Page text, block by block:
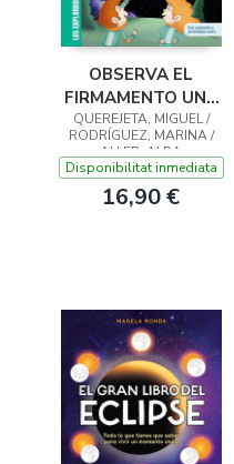
OBSERVA EL
FIRMAMENTO UNA
GUÍA COMPLETA
PARA RECONOCER
PLANETAS,
ESTRELLAS, EC
QUEREJETA, MIGUEL /
RODRÍGUEZ, MARINA /
ALLER, ALBA
Disponibilitat inmediata
16,90 €